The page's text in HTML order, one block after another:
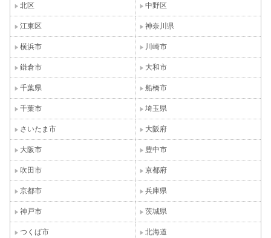
北区 中野区
江東区 神奈川県
横浜市 川崎市
鎌倉市 大和市
千葉県 船橋市
千葉市 埼玉県
さいたま市 大阪府
大阪市 豊中市
吹田市 京都府
京都市 兵庫県
神戸市 茨城県
つくば市 北海道